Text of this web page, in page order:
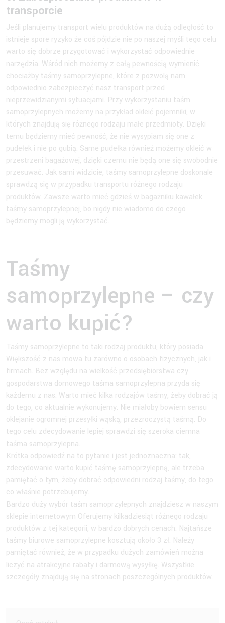
transporcie
Jeśli planujemy transport wielu produktów na dużą odległość to
istnieje spore ryzyko że coś pójdzie nie po naszej myśli tego celu
warto się dobrze przygotować i wykorzystać odpowiednie
narzędzia. Wśród nich możemy z całą pewnością wymienić
chociażby taśmy samoprzylepne, które z pozwolą nam
odpowiednio zabezpieczyć nasz transport przed
nieprzewidzianymi sytuacjami. Przy wykorzystaniu taśm
samoprzylepnych możemy na przykład okleić pojemniki, w
których znajdują się różnego rodzaju małe przedmioty. Dzięki
temu będziemy mieć pewność, że nie wysypiam się one z
pudełek i nie po gubią. Same pudełka również możemy okleić w
przestrzeni bagażowej, dzięki czemu nie będą one się swobodnie
przesuwać. Jak sami widzicie, taśmy samoprzylepne doskonale
sprawdzą się w przypadku transportu różnego rodzaju
produktów. Zawsze warto mieć gdzieś w bagażniku kawałek
taśmy samoprzylepnej, bo nigdy nie wiadomo do czego
będziemy mogli ją wykorzystać.
Taśmy
samoprzylepne – czy
warto kupić?
Taśmy samoprzylepne to taki rodzaj produktu, który posiada
Większość z nas mowa tu zarówno o osobach fizycznych, jak i
firmach. Bez względu na wielkość przedsiębiorstwa czy
gospodarstwa domowego taśma samoprzylepna przyda się
każdemu z nas. Warto mieć kilka rodzajów taśmy, żeby dobrać ją
do tego, co aktualnie wykonujemy. Nie miałoby bowiem sensu
oklejanie ogromnej przesyłki wąską, przezroczystą taśmą. Do
tego celu zdecydowanie lepiej sprawdzi się szeroka ciemna
taśma samoprzylepna.
Krótka odpowiedź na to pytanie i jest jednoznaczna: tak,
zdecydowanie warto kupić taśmę samoprzylepną, ale trzeba
pamiętać o tym, żeby dobrać odpowiedni rodzaj taśmy, do tego
co właśnie potrzebujemy.
Bardzo duży wybór taśm samoprzylepnych znajdziesz w naszym
sklepie internetowym Oferujemy kilkadziesiąt różnego rodzaju
produktów z tej kategorii, w bardzo dobrych cenach. Najtańsze
taśmy biurowe samoprzylepne kosztują około 3 zł. Należy
pamiętać również, że w przypadku dużych zamówień można
liczyć na atrakcyjne rabaty i darmową wysyłkę. Wszystkie
szczegóły znajdują się na stronach poszczególnych produktów.